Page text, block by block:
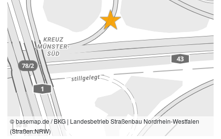
50 m
© basemap.de / BKG | Landesbetrieb Straßenbau Nordrhein-Westfalen
(Straßen.NRW)